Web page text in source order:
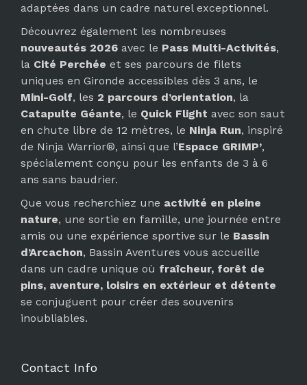
adaptées dans un cadre naturel exceptionnel.
Découvrez également les nombreuses
nouveautés 2026 avec le Pass Multi-Activités,
la Cité Perchée et ses parcours de filets
uniques en Gironde accessibles dès 3 ans, le
Mini-Golf, les 2 parcours d’orientation, la
Catapulte Géante, le Quick Flight avec son saut
en chute libre de 12 mètres, le Ninja Run, inspiré
de Ninja Warrior®, ainsi que l’Espace GRIMP’,
spécialement conçu pour les enfants de 3 à 6
ans sans baudrier.
Que vous recherchiez une activité en pleine
nature, une sortie en famille, une journée entre
amis ou une expérience sportive sur le Bassin
d’Arcachon, Bassin Aventures vous accueille
dans un cadre unique où fraîcheur, forêt de
pins, aventure, loisirs en extérieur et détente
se conjuguent pour créer des souvenirs
inoubliables.
Contact Info